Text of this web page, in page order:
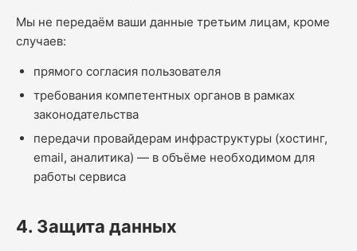
Мы не передаём ваши данные третьим лицам, кроме
случаев:
прямого согласия пользователя
требования компетентных органов в рамках
законодательства
передачи провайдерам инфраструктуры (хостинг,
email, аналитика) — в объёме необходимом для
работы сервиса
4. Защита данных